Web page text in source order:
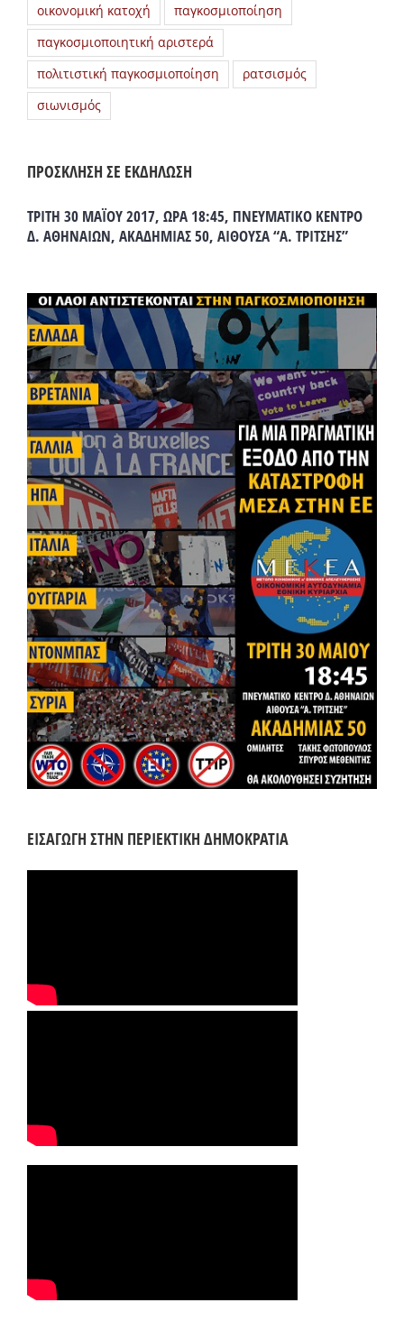
οικονομική κατοχή
παγκοσμιοποίηση
παγκοσμιοποιητική αριστερά
πολιτιστική παγκοσμιοποίηση
ρατσισμός
σιωνισμός
ΠΡΟΣΚΛΗΣΗ ΣΕ ΕΚΔΗΛΩΣΗ
ΤΡΙΤΗ 30 ΜΑΪΟΥ 2017, ΩΡΑ 18:45, ΠΝΕΥΜΑΤΙΚΟ ΚΕΝΤΡΟ
Δ. ΑΘΗΝΑΙΩΝ, ΑΚΑΔΗΜΙΑΣ 50, ΑΙΘΟΥΣΑ “Α. ΤΡΙΤΣΗΣ”
ΕΙΣΑΓΩΓΗ ΣΤΗΝ ΠΕΡΙΕΚΤΙΚΗ ΔΗΜΟΚΡΑΤΙΑ